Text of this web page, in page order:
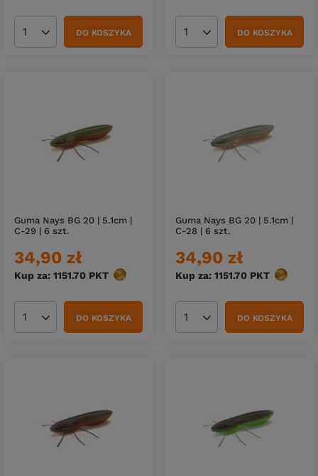
Ilość produktówDO KOSZYKA Ilość produktówDO KOSZYKA
Guma Nays BG 20 | 5.1cm |
C-29 | 6 szt.
34,90 zł
Kup za: 1151.70 PKT punktów
Ilość produktówDO KOSZYKA
Guma Nays BG 20 | 5.1cm |
C-28 | 6 szt.
34,90 zł
Kup za: 1151.70 PKT punktów
Ilość produktówDO KOSZYKA